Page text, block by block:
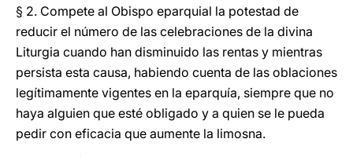
§ 2. Compete al Obispo eparquial la potestad de
reducir el número de las celebraciones de la divina
Liturgia cuando han disminuido las rentas y mientras
persista esta causa, habiendo cuenta de las oblaciones
legítimamente vigentes en la eparquía, siempre que no
haya alguien que esté obligado y a quien se le pueda
pedir con eficacia que aumente la limosna.